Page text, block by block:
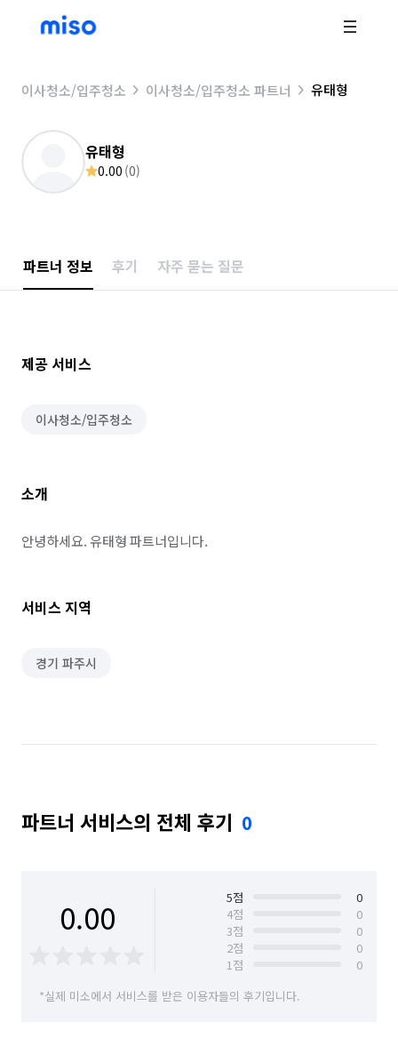
이사청소/입주청소 이사청소/입주청소 파트너 유태형
유태형
0.00 (0)
파트너 정보 후기 자주 묻는 질문
제공 서비스
이사청소/입주청소
소개
안녕하세요. 유태형 파트너입니다.
서비스 지역
경기 파주시
파트너 서비스의 전체 후기 0
0.00 5점
0
4점
0
3점
0
2점
0
1점
0
*실제 미소에서 서비스를 받은 이용자들의 후기입니다.